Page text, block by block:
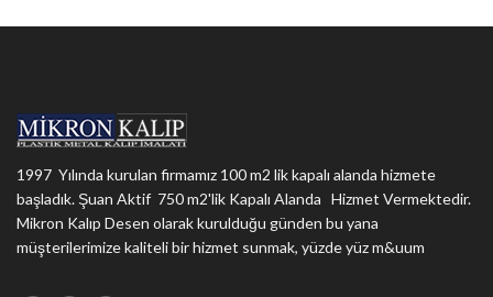
1997 Yılında kurulan firmamız 100 m2 lik kapalı alanda hizmete
başladık. Şuan Aktif 750 m2'lik Kapalı Alanda Hizmet Vermektedir.
Mikron Kalıp Desen olarak kurulduğu günden bu yana
müşterilerimize kaliteli bir hizmet sunmak, yüzde yüz m&uum